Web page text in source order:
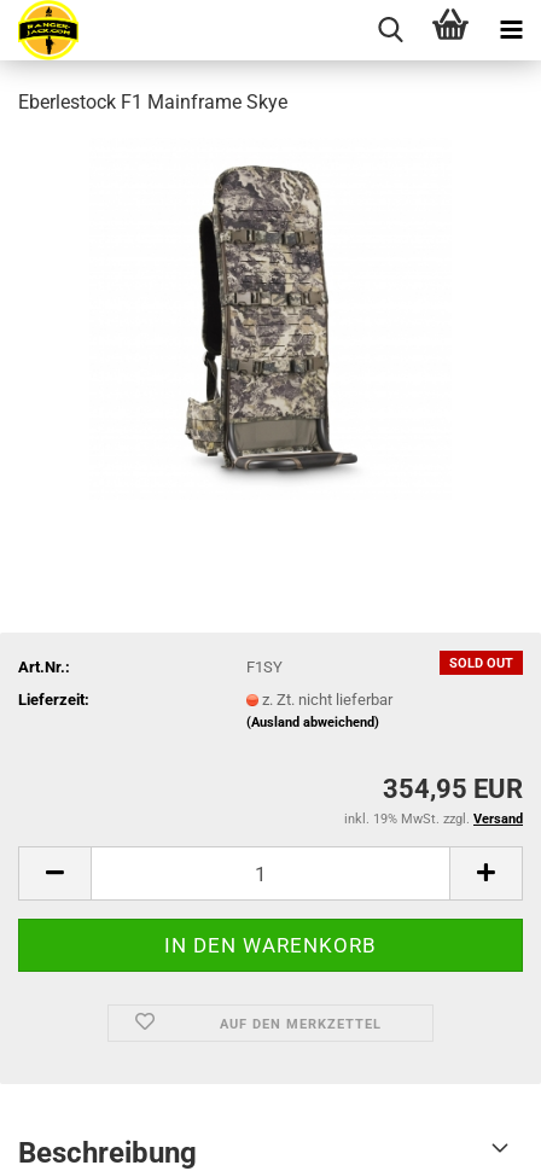
Eberlestock F1 Mainframe Skye
SOLD OUT
Art.Nr.:
F1SY
Lieferzeit:
z. Zt. nicht lieferbar
(Ausland abweichend)
354,95 EUR
inkl. 19% MwSt. zzgl. Versand
AUF DEN MERKZETTEL
Beschreibung